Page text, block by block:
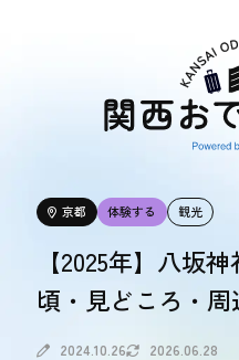
エリアで探す
エリアで探
食べる
食べる
京都 体験する 観光
【2025年】八坂
頃・見どころ・
2024.10.26 2026.06.28